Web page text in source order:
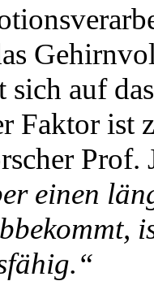
sich auf
Faktor ist
einen